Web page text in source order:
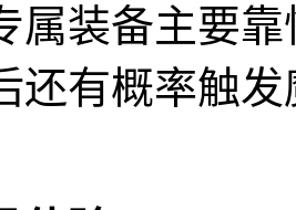
属装备主要
还有概率触